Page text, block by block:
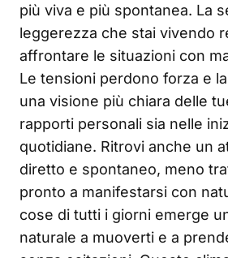
più viva e più spontanea. La
leggerezza che stai vivendo
affrontare le situazioni con
Le tensioni perdono forza e
una visione più chiara delle
rapporti personali sia nelle
quotidiane. Ritrovi anche un
diretto e spontaneo, meno
pronto a manifestarsi con
cose di tutti i giorni emerge
naturale a muoverti e a